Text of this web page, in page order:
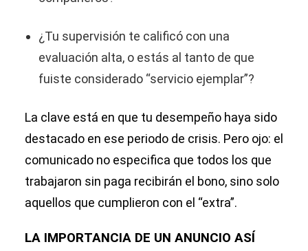
¿Tu supervisión te calificó con una
evaluación alta, o estás al tanto de que
fuiste considerado “servicio ejemplar”?
La clave está en que tu desempeño haya sido
destacado en ese periodo de crisis. Pero ojo: el
comunicado no especifica que todos los que
trabajaron sin paga recibirán el bono, sino solo
aquellos que cumplieron con el “extra”.
LA IMPORTANCIA DE UN ANUNCIO ASÍ